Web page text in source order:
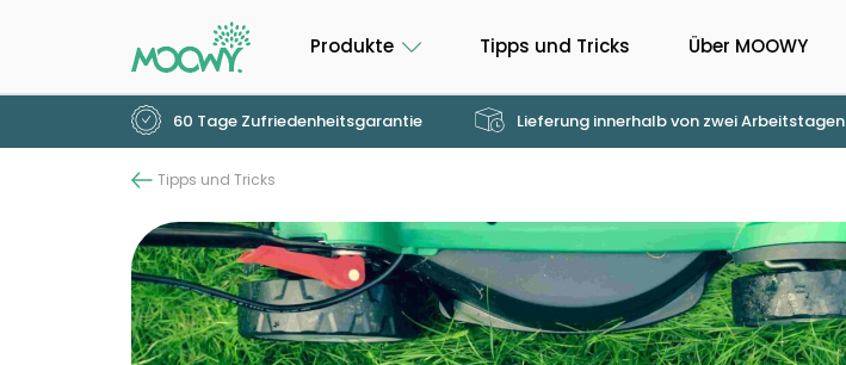
Produkte Tipps und Tricks Über MOOWY
60 Tage Zufriedenheitsgarantie Lieferung innerhalb von zwei Arbeitstagen
Tipps und Tricks